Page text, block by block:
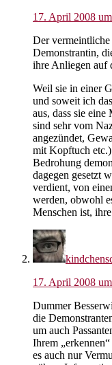
17. April 2008
Der vermeintliche
Demonstrantin,
ihre Anliegen auf
Weil sie in einer
und soweit ich
aus, dass sie
sind sehr vom
angezündet,
mit Kopftuch
Bedrohung
dagegen gesetzt
verdient, von
werden, obwohl
Menschen ist,
17. April 2008
Dummer
die
um auch
Ihrem
es auch nur